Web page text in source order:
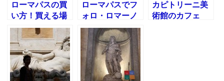
ローマパスの買
い方！買える場
所はどこか？
ローマパスでフ
ォロ・ロマーノ
とパラティーノ
の丘へ！イタリ
アローマ観光
カピトリーニ美
術館のカフェ